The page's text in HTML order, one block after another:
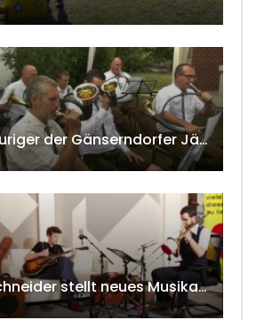
11. Jagdheuriger der Gänserndorfer Jäger 2020 w4tv166
Norbert Schneider stellt neues Musikalbum vor 2020 w4tv168